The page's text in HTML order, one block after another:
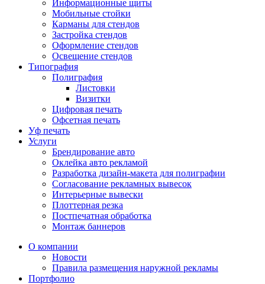
Информационные щиты
Мобильные стойки
Карманы для стендов
Застройка стендов
Оформление стендов
Освещение стендов
Типография
Полиграфия
Листовки
Визитки
Цифровая печать
Офсетная печать
Уф печать
Услуги
Брендирование авто
Оклейка авто рекламой
Разработка дизайн-макета для полиграфии
Согласование рекламных вывесок
Интерьерные вывески
Плоттерная резка
Постпечатная обработка
Монтаж баннеров
О компании
Новости
Правила размещения наружной рекламы
Портфолио